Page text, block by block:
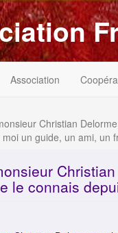
Association
Christian
un guide, un ami, un
le connais